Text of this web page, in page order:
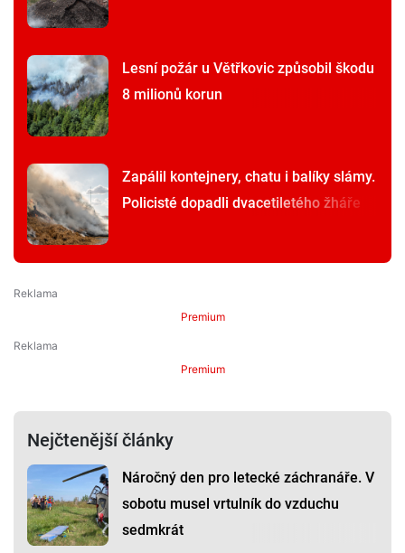
Lesní požár u Větřkovic způsobil škodu
8 milionů korun
Zapálil kontejnery, chatu i balíky slámy.
Policisté dopadli dvacetiletého žháře
Premium
Premium
Nejčtenější články
Náročný den pro letecké záchranáře. V
sobotu musel vrtulník do vzduchu
sedmkrát